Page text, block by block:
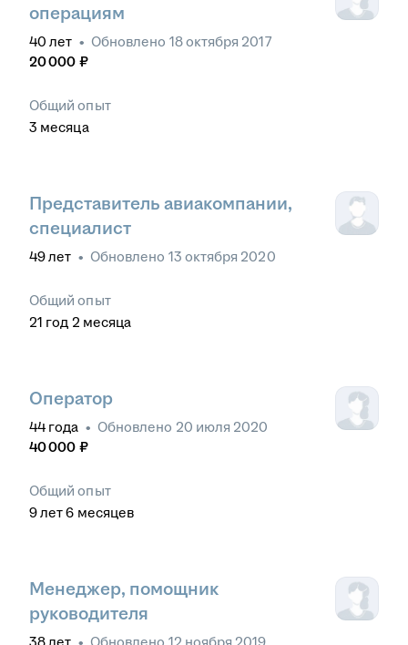
операциям
40 лет • Обновлено 18 октября 2017
20 000 ₽
Общий опыт
3 месяца
Представитель авиакомпании,
специалист
49лет • Обновлено 13 октября 2020
Общий опыт
21 год 2 месяца
Оператор
44 года • Обновлено 20 июля 2020
40 000 ₽
Общий опыт
9лет 6 месяцев
Менеджер, помощник
руководителя